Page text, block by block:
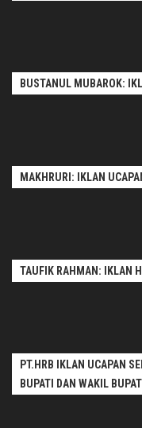
BUSTANUL MUBAROK:
MAKHRURI: IKLAN
TAUFIK RAHMAN: IKLAN
PT.HRB IKLAN UCAPAN
BUPATI DAN WAKIL